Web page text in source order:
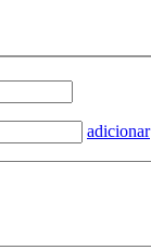
adicionar